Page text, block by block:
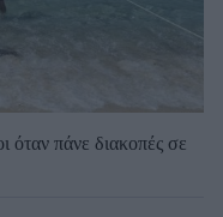
όταν πάνε διακοπές σε